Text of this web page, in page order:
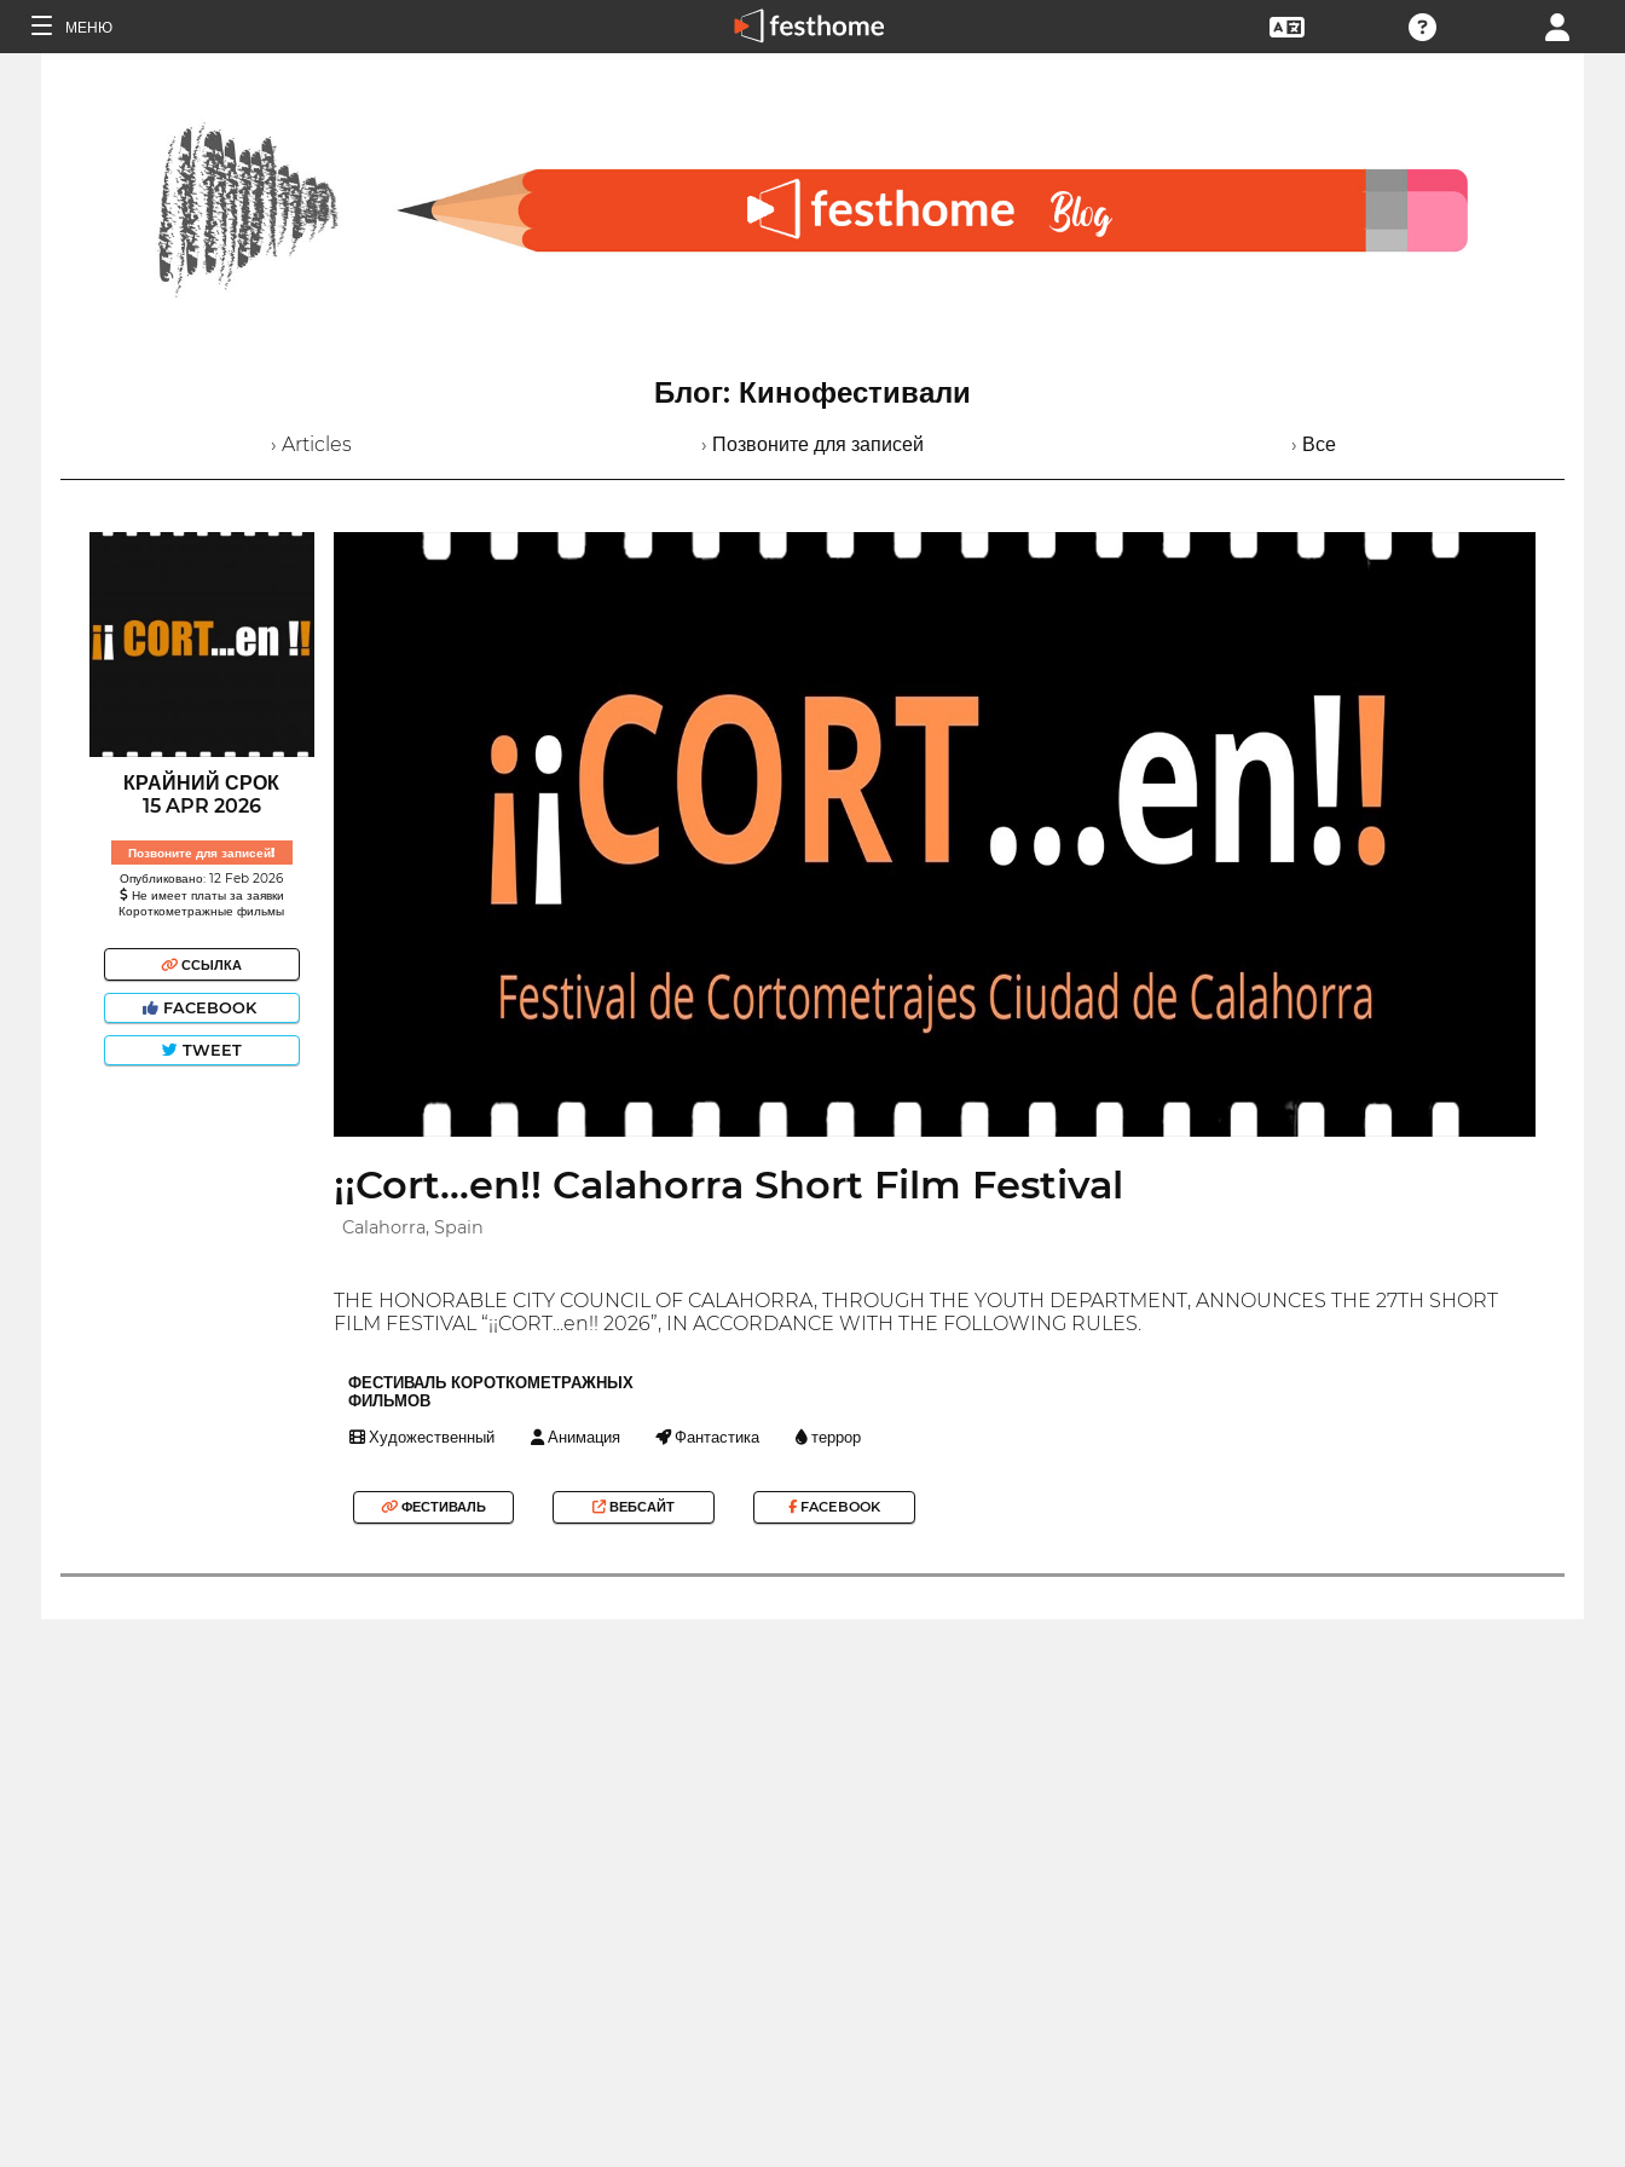
МЕНЮ
Блог: Кинофестивали
› Articles › Позвоните для записей › Все
КРАЙНИЙ СРОК
15 APR 2026
Позвоните для записей!
Опубликовано: 12 Feb 2026
Не имеет платы за заявки
Короткометражные фильмы
ССЫЛКА
FACEBOOK
TWEET
¡¡Cort…en!! Calahorra Short Film Festival
Calahorra, Spain
THE HONORABLE CITY COUNCIL OF CALAHORRA, THROUGH THE YOUTH DEPARTMENT, ANNOUNCES THE 27TH SHORT
FILM FESTIVAL “¡¡CORT...en!! 2026”, IN ACCORDANCE WITH THE FOLLOWING RULES.
ФЕСТИВАЛЬ КОРОТКОМЕТРАЖНЫХ
ФИЛЬМОВ
Художественный Анимация Фантастика террор
ФЕСТИВАЛЬ ВЕБСАЙТ FACEBOOK